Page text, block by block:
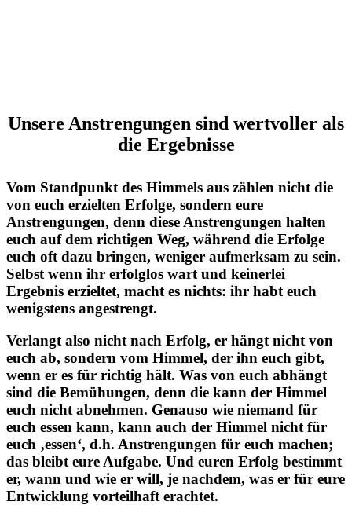
Unsere Anstrengungen sind wertvoller als
die Ergebnisse
Vom Standpunkt des Himmels aus zählen nicht die
von euch erzielten Erfolge, sondern eure
Anstrengungen, denn diese Anstrengungen halten
euch auf dem richtigen Weg, während die Erfolge
euch oft dazu bringen, weniger aufmerksam zu sein.
Selbst wenn ihr erfolglos wart und keinerlei
Ergebnis erzieltet, macht es nichts: ihr habt euch
wenigstens angestrengt.
Verlangt also nicht nach Erfolg, er hängt nicht von
euch ab, sondern vom Himmel, der ihn euch gibt,
wenn er es für richtig hält. Was von euch abhängt
sind die Bemühungen, denn die kann der Himmel
euch nicht abnehmen. Genauso wie niemand für
euch essen kann, kann auch der Himmel nicht für
euch ‚essen‘, d.h. Anstrengungen für euch machen;
das bleibt eure Aufgabe. Und euren Erfolg bestimmt
er, wann und wie er will, je nachdem, was er für eure
Entwicklung vorteilhaft erachtet.